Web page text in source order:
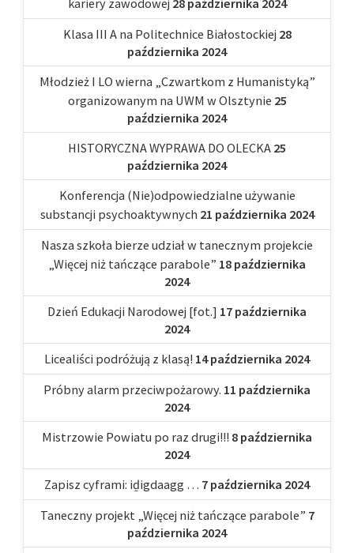
Klasa III A na Politechnice Białostockiej 28
października 2024
Młodzież I LO wierna „Czwartkom z Humanistyką”
organizowanym na UWM w Olsztynie 25
października 2024
HISTORYCZNA WYPRAWA DO OLECKA 25
października 2024
Konferencja (Nie)odpowiedzialne używanie
substancji psychoaktywnych 21 października 2024
Nasza szkoła bierze udział w tanecznym projekcie
„Więcej niż tańczące parabole” 18 października
2024
Dzień Edukacji Narodowej [fot.] 17 października
2024
Licealiści podróżują z klasą! 14 października 2024
Próbny alarm przeciwpożarowy. 11 października
2024
Mistrzowie Powiatu po raz drugi!!! 8 października
2024
Zapisz cyframi: iḏigdaagg … 7 października 2024
Taneczny projekt „Więcej niż tańczące parabole” 7
października 2024